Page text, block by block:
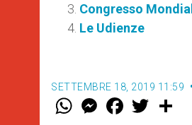
Congresso
Le Udienze
SETTEMBRE 18, 2019 11:59
W M
e
F
a w